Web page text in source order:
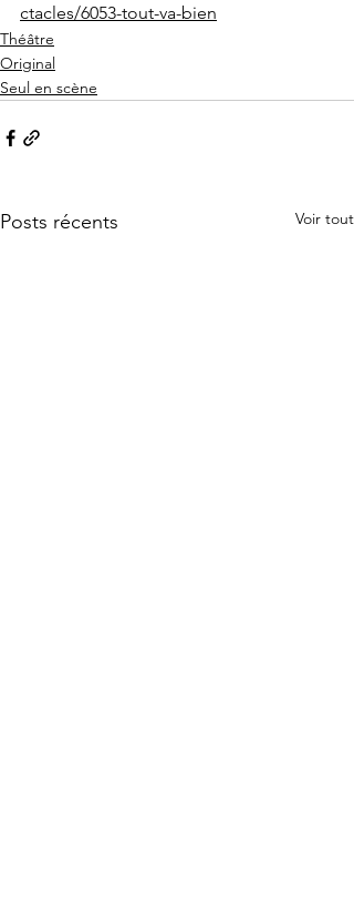
ctacles/6053-tout-va-bien
Théâtre
Original
Seul en scène
Posts récents Voir tout